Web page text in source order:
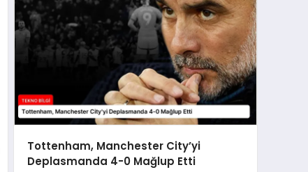
Tottenham, Manchester City’yi
Deplasmanda 4-0 Mağlup Etti